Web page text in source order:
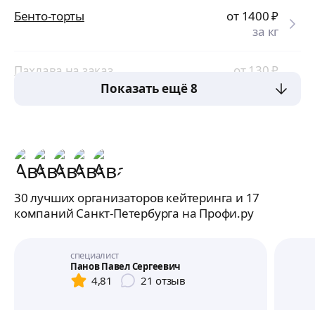
Бенто-торты от 1400₽
за кг
Пахлава на заказ от 130₽
за кг
Показать ещё 8
30 лучших организаторов кейтеринга и 17
компаний Санкт-Петербурга на Профи.ру
специалист
Панов Павел Сергеевич
4,81 21 отзыв